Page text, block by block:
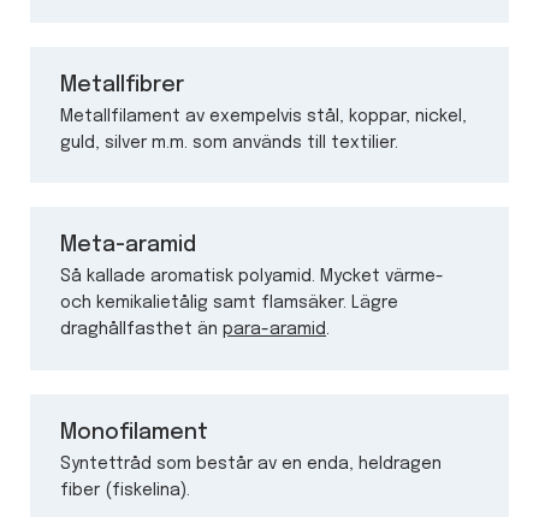
Metallfibrer
Metallfilament av exempelvis stål, koppar, nickel,
guld, silver m.m. som används till textilier.
Meta-aramid
Så kallade aromatisk polyamid. Mycket värme-
och kemikalietålig samt flamsäker. Lägre
draghållfasthet än para-aramid .
Monofilament
Syntettråd som består av en enda, heldragen
fiber (fiskelina).